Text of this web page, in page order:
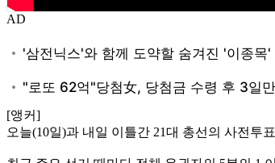
AD
[앵커]
오늘(10일)과 내일 이틀간 21대 총선의 사전투